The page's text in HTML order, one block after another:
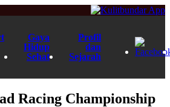
Gaya
Hidup
Sehat
Profil
dan
Sejarah
Racing Championship